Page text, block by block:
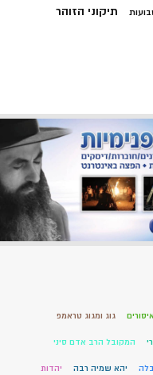
תיקוני הזוהר
גוג ומגוג טראמפ
המקובל הרב אדם סיני
יהא שמיה רבה יהדות